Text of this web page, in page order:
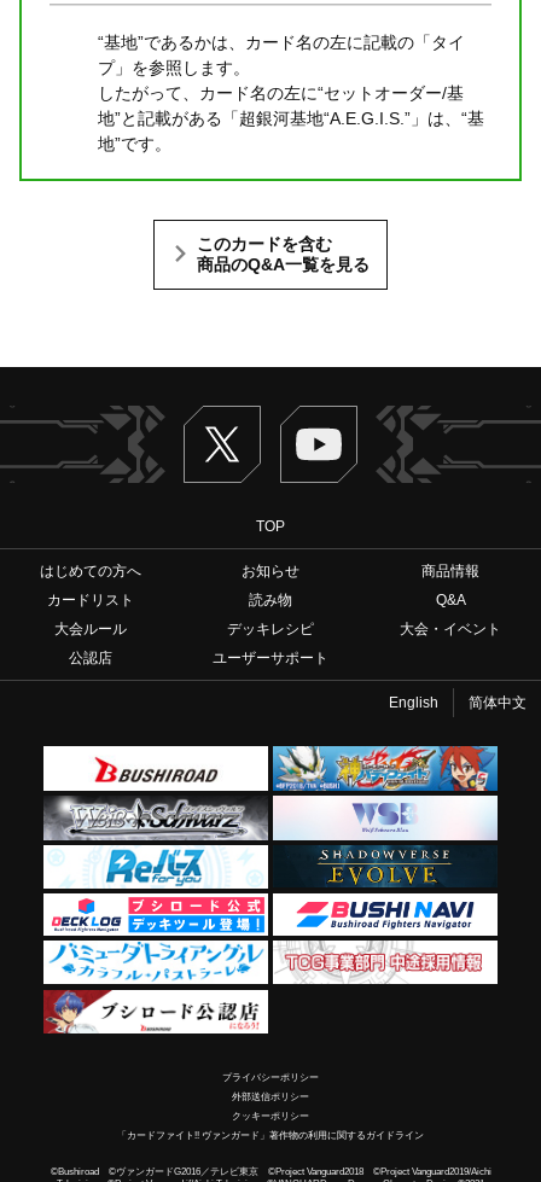
“基地”であるかは、カード名の左に記載の「タイ
プ」を参照します。
したがって、カード名の左に“セットオーダー/基
地”と記載がある「超銀河基地“A.E.G.I.S.”」は、“基
地”です。
このカードを含む
商品のQ&A一覧を見る
Twitter ヴァンガードch
TOP
はじめての方へ お知らせ
商品情報
カードリスト
読み物
Q&A
大会ルール
デッキレシピ
大会・イベント
公認店
ユーザーサポート
English 简体中文
プライバシーポリシー
外部送信ポリシー
クッキーポリシー
「カードファイト!! ヴァンガード」著作物の利用に関するガイドライン
©Bushiroad ©ヴァンガードG2016／テレビ東京 ©Project Vanguard2018 ©Project Vanguard2019/Aichi